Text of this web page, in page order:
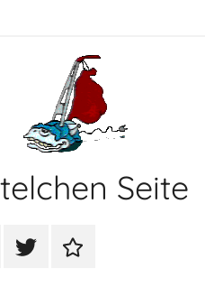
Seite
Twitter Newsletter